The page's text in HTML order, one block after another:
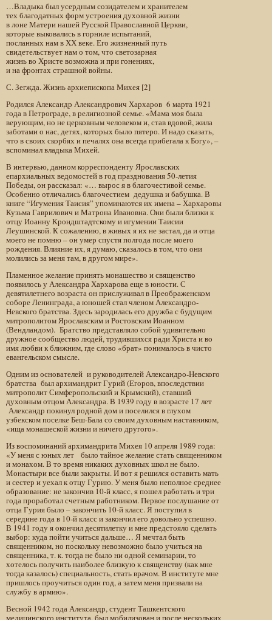
…Владыка был усерд­ным созидателем и хранителем
тех благодатных форм устроения духовной жизни
в лоне Матери нашей Русской Православной Церкви,
которые выковались в горниле испытаний,
посланных нам в ХХ веке. Его жизненный путь
свидетельствует нам о том, что светозарная
жизнь во Христе возможна и при гонениях,
и на фронтах страшной войны.
С. Зегжда. Жизнь архиепископа Михея [2]
Родился Александр Александрович Хархаров 6 марта 1921
года в Петрограде, в религиозной семье. «Мама моя была
верующим, но не церковным человеком и, став вдовой, жила
заботами о нас, детях, которых было пятеро. И надо сказать,
что в своих скорбях и печалях она всегда прибегала к Богу», –
вспоминал владыка Михей.
В интервью, данном корреспонденту Ярославских
епархиальных ведомостей в год празднования 50-летия
Победы, он рассказал: «… вырос я в благочестивой семье.
Особенно отличались благочестием дедушка и бабушка. В
книге “Игумения Таисия” упоминаются их имена – Хархаровы
Кузьма Гаврилович и Матрона Ивановна. Они были близки к
отцу Иоанну Крондштадтскому и игумении Таисии
Леушинской. К сожалению, в живых я их не застал, да и отца
моего не помню – он умер спустя полгода после моего
рождения. Влияние их, я думаю, сказалось в том, что они
молились за меня там, в другом мире».
Пламенное желание принять монашество и священство
появилось у Александра Хархарова еще в юности. С
девятилетнего возраста он прислуживал в Преображенском
соборе Ленинграда, а юношей стал членом Александро-
Невского братства. Здесь зародилась его дружба с будущим
митрополитом Ярославским и Ростовским Иоанном
(Вендландом). Братство представляло собой удивительно
дружное сообщество людей, трудившихся ради Христа и во
имя любви к ближним, где слово «брат» понималось в чисто
евангельском смысле.
Одним из основателей и руководителей Александро-Невского
братства был архимандрит Гурий (Егоров, впоследствии
митрополит Симферопольский и Крымский), ставший
духовным отцом Александра. В 1939 году в возрасте 17 лет
Александр покинул родной дом и поселился в глухом
узбекском поселке Беш-Бала со своим духовным наставником,
«ища монашеской жизни и ничего другого».
Из воспоминаний архимандрита Михея 10 апреля 1989 года:
«У меня с юных лет было тайное желание стать священником
и монахом. В то время никаких духовных школ не было.
Монастыри все были закрыты. И вот я решился оставить мать
и сестер и уехал к отцу Гурию. У меня было неполное среднее
образование: не закончив 10-й класс, я пошел работать и три
года проработал счетным работником. Первое послушание от
отца Гурия было – закончить 10-й класс. Я поступил в
середине года в 10-й класс и закончил его довольно успешно.
В 1941 году я окончил десятилетку и мне предстояло сделать
выбор: куда пойти учиться дальше… Я мечтал быть
священником, но поскольку невозможно было учиться на
священника, т. к. тогда не было ни одной семинарии, то
хотелось получить наиболее близкую к священству (как мне
тогда казалось) специальность, стать врачом. В институте мне
пришлось проучиться один год, а затем меня призвали на
службу в армию».
Весной 1942 года Александр, студент Ташкентского
медицинского института, был мобилизован и после нескольких